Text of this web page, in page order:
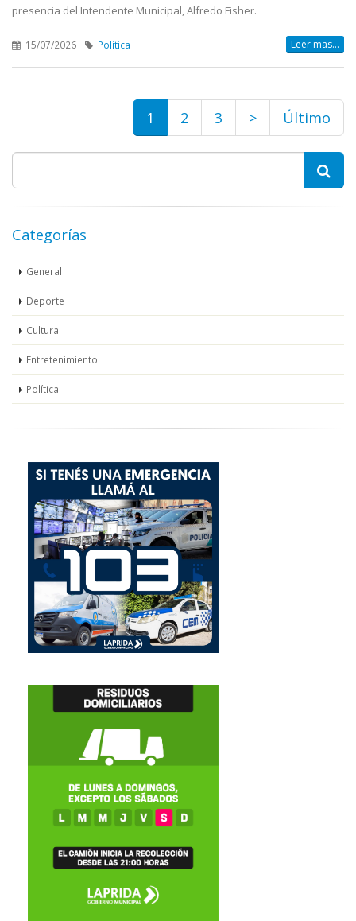
presencia del Intendente Municipal, Alfredo Fisher.
15/07/2026 Politica Leer mas...
1 2 3 > Último
Categorías
General
Deporte
Cultura
Entretenimiento
Política